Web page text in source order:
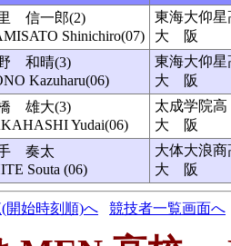
信一郎(2)
Shinichiro(07)
東海大仰星
大 阪
和晴(3)
Kazuharu(06)
東海大仰星
大 阪
雄大(3)
Yudai(06)
太成学院高
大 阪
奏太
Souta (06)
大体大浪商
大 阪
開始時刻順)へ 競技者一覧画面へ